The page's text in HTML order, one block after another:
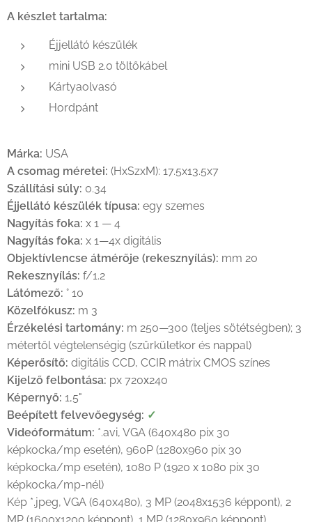
A készlet tartalma:
Éjjellátó készülék
mini USB 2.0 töltőkábel
Kártyaolvasó
Hordpánt
Márka: USA
A csomag méretei: (HxSzxM): 17.5x13.5x7
Szállítási súly: 0.34
Éjjellátó készülék típusa: egy szemes
Nagyítás foka: x 1 — 4
Nagyítás foka: x 1—4x digitális
Objektívlencse átmérője (rekesznyílás): mm 20
Rekesznyílás: f/1.2
Látómező: ° 10
Közelfókusz: m 3
Érzékelési tartomány: m 250—300 (teljes sötétségben); 3
métertől végtelenségig (szürkületkor és nappal)
Képerősítő: digitális CCD, CCIR mátrix CMOS színes
Kijelző felbontása: px 720х240
Képernyő: 1,5"
Beépített felvevőegység: ✓
Videóformátum: *.avi, VGA (640x480 pix 30
képkocka/mp esetén), 960P (1280x960 pix 30
képkocka/mp esetén), 1080 P (1920 x 1080 pix 30
képkocka/mp-nél)
Kép *.jpeg, VGA (640x480), 3 MP (2048x1536 képpont), 2
MP (1600x1200 képpont), 1 MP (1280x960 képpont)